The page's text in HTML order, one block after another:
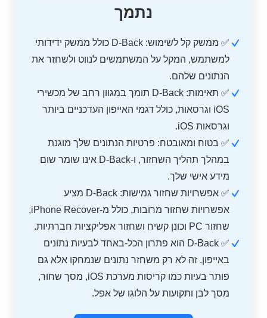
נתמך
✅ ממשק קל לשימוש: D-Back כולל ממשק ידידותי
למשתמש, המקל על המשתמשים לנווט ולשחזר את
הנתונים שלהם.
✅ תאימות: D-Back תומך במגוון רחב של מכשירי
iOS וגרסאות, כולל דגמי האייפון העדכניים ביותר
וגרסאות iOS.
✅ בטוח ומאובטח: פרטיות הנתונים שלך מוגנת
במהלך תהליך השחזור, ו-D-Back אינו שומר שום
מידע אישי שלך.
✅ אפשרויות שחזור גמישות: D-Back מציע
אפשרויות שחזור מרובות, כולל מ-iPhone Recover,
שחזור PC וכונן קשיח ושחזור אפליקציות חברתיות.
✅ D-Back הוא פתרון הכל-באחד לבעיות נתונים
באייפון. זה לא רק משחזר נתונים שנמחקו אלא גם
פותר בעיות כמו קריסות מערכת iOS, מסך שחור,
מסך לבן ותקועות על הלוגו של אפל.